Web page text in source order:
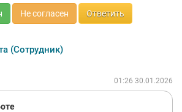
Не согласен Ответить
(Сотрудник)
01:26 30.01.2026